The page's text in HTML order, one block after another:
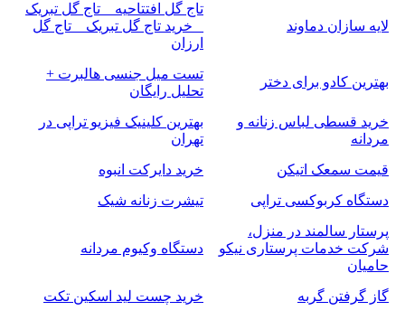
لایه سازان دماوند
تاج گل افتتاحیه _ تاج گل تبریک
_ خرید تاج گل تبریک _ تاج گل
ارزان
بهترین کادو برای دختر
تست میل جنسی هالبرت +
تحلیل رایگان
خرید قسطی لباس زنانه و
مردانه
بهترین کلینیک فیزیو تراپی در
تهران
قیمت سمعک اتیکن
خرید دایرکت انبوه
دستگاه کربوکسی تراپی
تیشرت زنانه شیک
پرستار سالمند در منزل،
شرکت خدمات پرستاری نیکو
حامیان
دستگاه وکیوم مردانه
گاز گرفتن گربه
خرید چست لید اسکین تکت